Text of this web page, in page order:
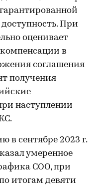
При
оценивает
в
соглашения
получения
наступлении
в сентябре 2023 г.
умеренное
СОО, при
итогам девяти